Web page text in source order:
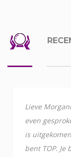
Lieve
even
is
bent TOP.